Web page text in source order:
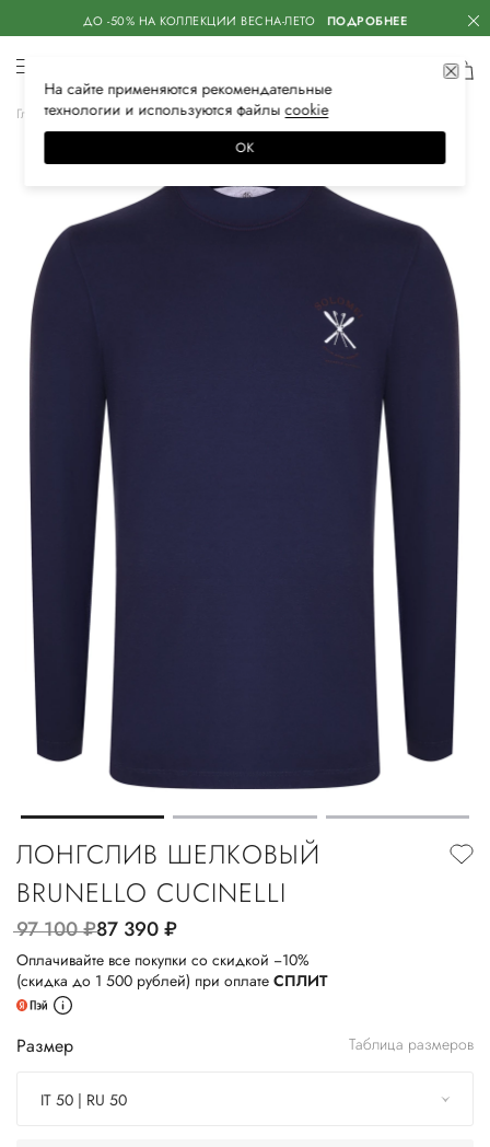
ДО -50% НА КОЛЛЕКЦИИ ВЕСНА-ЛЕТО ПОДРОБНЕЕ
Главная Мужская Одежда Футболки
ЛОНГСЛИВ ШЕЛКОВЫЙ
BRUNELLO CUCINELLI
97 100руб.87 390руб.
Оплачивайте все покупки со скидкой −10%
(скидка до 1 500 рублей) при оплате СПЛИТ
Размер Таблица размеров
IT 50 | RU 50
На сайте применяются рекомендательные
технологии и используются файлысооkiе
ОК